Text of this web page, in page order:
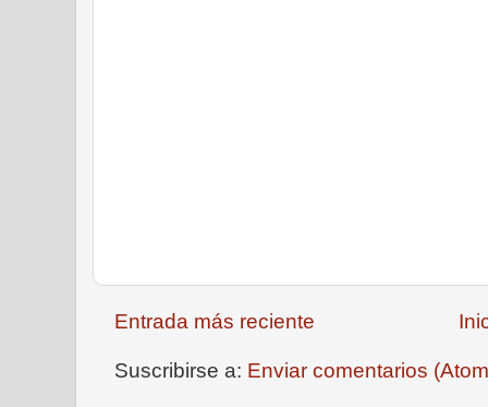
Entrada más reciente
Suscribirse a: Enviar comentarios